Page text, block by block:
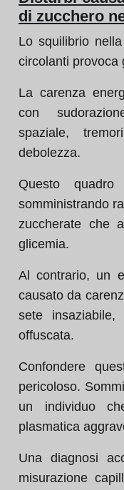
di zucchero
Lo squilibrio
circolanti provoca
La carenza
con
spaziale,
debolezza.
Questo
somministrando
zuccherate che
glicemia.
Al contrario, un
causato da
sete
offuscata.
Confondere
pericoloso.
un individuo
plasmatica
Una diagnosi
misurazione